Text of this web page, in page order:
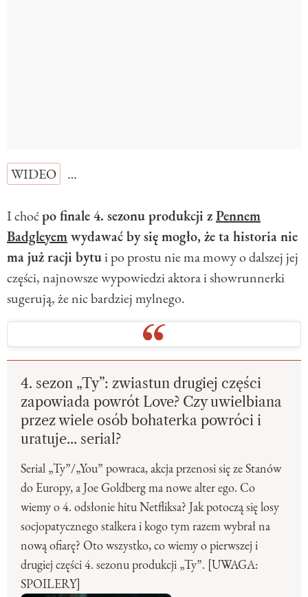
WIDEO …
I choćpo finale 4. sezonu produkcji zPennem
Badgleyemwydawać by się mogło, że ta historia nie
ma już racji bytui po prostu nie ma mowy o dalszej jej
części, najnowsze wypowiedzi aktora i showrunnerki
sugerują, że nic bardziej mylnego.
4. sezon „Ty”: zwiastun drugiej części
zapowiada powrót Love? Czy uwielbiana
przez wiele osób bohaterka powróci i
uratuje... serial?
Serial „Ty”/„You” powraca, akcja przenosi się ze Stanów
do Europy, a Joe Goldberg ma nowe alter ego. Co
wiemy o 4. odsłonie hitu Netfliksa? Jak potoczą się losy
socjopatycznego stalkera i kogo tym razem wybrał na
nową ofiarę? Oto wszystko, co wiemy o pierwszej i
drugiej części 4. sezonu produkcji „Ty”. [UWAGA:
SPOILERY]